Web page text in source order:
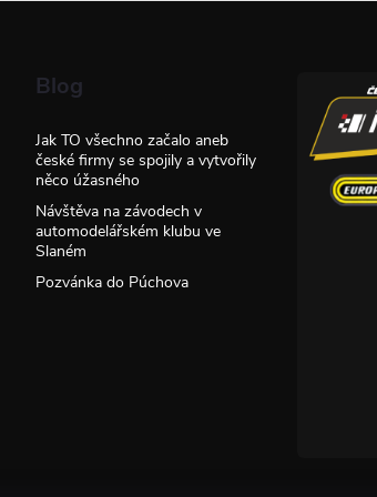
Blog
Jak TO všechno začalo aneb
české firmy se spojily a vytvořily
něco úžasného
Návštěva na závodech v
automodelářském klubu ve
Slaném
Pozvánka do Púchova